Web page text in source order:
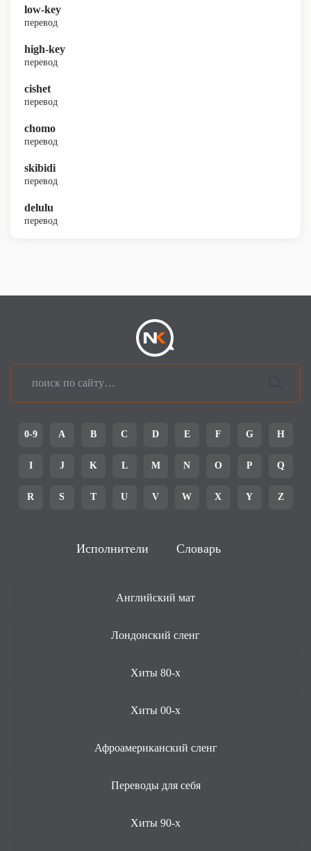
low-key
перевод
high-key
перевод
cishet
перевод
chomo
перевод
skibidi
перевод
delulu
перевод
0-9 A B C D E F G H
I J K L M N O P Q
R S T U V W X Y Z
Исполнители Словарь
Английский мат
Лондонский сленг
Хиты 80-х
Хиты 00-х
Афроамериканский сленг
Переводы для себя
Хиты 90-х